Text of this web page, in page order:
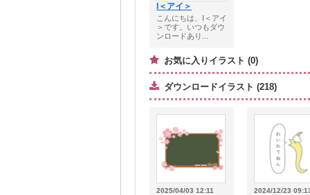
I＜アイ＞
こんにちは、I＜アイ
＞です。いつもダウ
ンロードあり...
お気に入りイラスト (0)
ダウンロードイラスト (218)
2025/04/03 12:11 2024/12/23